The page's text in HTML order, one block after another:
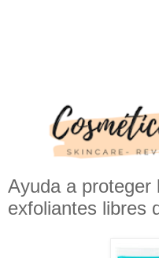
Ayuda a proteger
exfoliantes libres